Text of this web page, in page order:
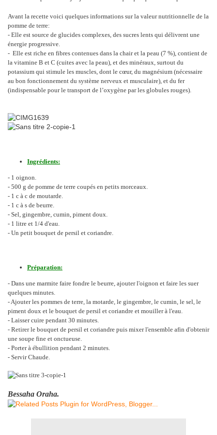
Avant la recette voici quelques informations sur la valeur nutritionnelle de la
pomme de terre:
- Elle est source de glucides complexes, des sucres lents qui délivrent une
énergie progressive.
- Elle est riche en fibres contenues dans la chair et la peau (7 %), contient de
la vitamine B et C (cuites avec la peau), et des minéraux, surtout du
potassium qui stimule les muscles, dont le cœur, du magnésium (nécessaire
au bon fonctionnement du système nerveux et musculaire), et du fer
(indispensable pour le transport de l’oxygène par les globules rouges).
Ingrédients:
- 1 oignon.
- 500 g de pomme de terre coupés en petits morceaux.
- 1 c à c de moutarde.
- 1 c à s de beurre.
- Sel, gingembre, cumin, piment doux.
- 1 litre et 1/4 d'eau.
- Un petit bouquet de persil et coriandre.
Préparation:
- Dans une marmite faire fondre le beurre, ajouter l'oignon et faire les suer
quelques minutes.
- Ajouter les pommes de terre, la motarde, le gingembre, le cumin, le sel, le
piment doux et le bouquet de persil et coriandre et mouiller à l'eau.
- Laisser cuire pendant 30 minutes.
- Retirer le bouquet de persil et coriandre puis mixer l'ensemble afin d'obtenir
une soupe fine et onctueuse.
- Porter à ébullition pendant 2 minutes.
- Servir Chaude.
Bessaha Oraha.